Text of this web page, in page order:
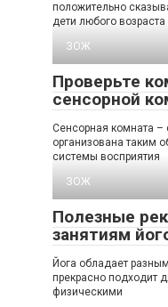
положительно
дети любого возраста
ЗОЖ
Проверьте
сенсорной
Сенсорная комната –
организована таким
системы восприятия
ЗОЖ
Полезные
занятиям
Йога обладает
прекрасно подходит
физическими